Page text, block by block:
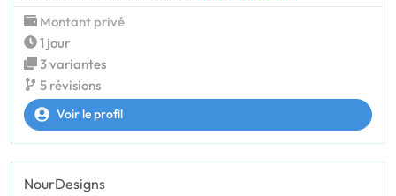
Montant privé
1 jour
3 variantes
5 révisions
Voir le profil
NourDesigns